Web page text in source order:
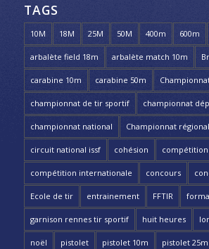
TAGS
10M 18M 25M 50M 400m 600m
arbalète field 18m arbalète match 10m
carabine 10m carabine 50m
championnat de tir sportif championnat
championnat national Championnat régional
circuit national issf cohésion compétition
compétition internationale concours
Ecole de tir entrainement FFTIR
garnison rennes tir sportif huit heures
noël pistolet pistolet 10m pistolet 25m